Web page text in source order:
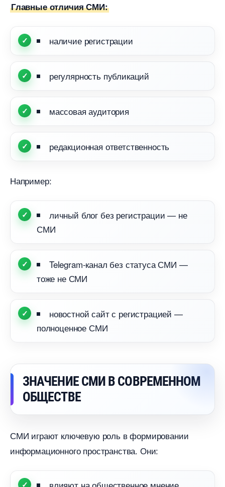
Главные отличия СМИ:
наличие регистрации
регулярность публикаций
массовая аудитория
редакционная ответственность
Например:
личный блог без регистрации — не
СМИ
Telegram-канал без статуса СМИ —
тоже не СМИ
новостной сайт с регистрацией —
полноценное СМИ
ЗНАЧЕНИЕ СМИ В СОВРЕМЕННОМ
ОБЩЕСТВЕ
СМИ играют ключевую роль в формировании
информационного пространства. Они: